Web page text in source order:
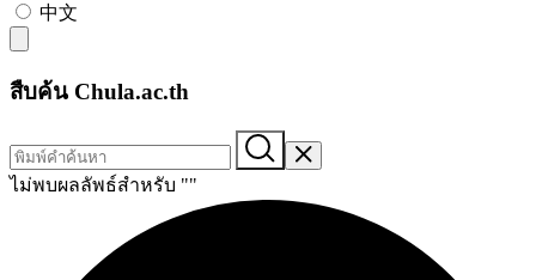
中文
สืบค้น Chula.ac.th
ไม่พบผลลัพธ์สำหรับ ""